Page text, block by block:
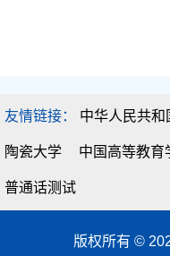
友情链接： 中华人民共和
陶瓷大学 中国高等教育
普通话测试
版权所有 ©